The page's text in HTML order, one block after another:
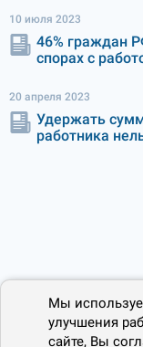
10 июля 2023
46% граждан
спорах с
20 апреля 2023
Удержать
работника
Мы
улучшения
сайте, Вы